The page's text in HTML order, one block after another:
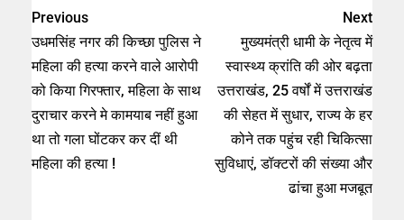
Previous
उधमसिंह नगर की किच्छा पुलिस ने
महिला की हत्या करने वाले आरोपी
को किया गिरफ्तार, महिला के साथ
दुराचार करने मे कामयाब नहीं हुआ
था तो गला घोंटकर कर दीं थी
महिला की हत्या !
Next
मुख्यमंत्री धामी के नेतृत्व में
स्वास्थ्य क्रांति की ओर बढ़ता
उत्तराखंड, 25 वर्षों में उत्तराखंड
की सेहत में सुधार, राज्य के हर
कोने तक पहुंच रही चिकित्सा
सुविधाएं, डॉक्टरों की संख्या और
ढांचा हुआ मजबूत